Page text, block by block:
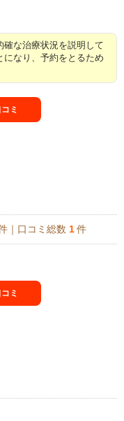
な治療状況を説明して
になり、予約をとるため
ミ
｜口コミ総数 1 件
ミ